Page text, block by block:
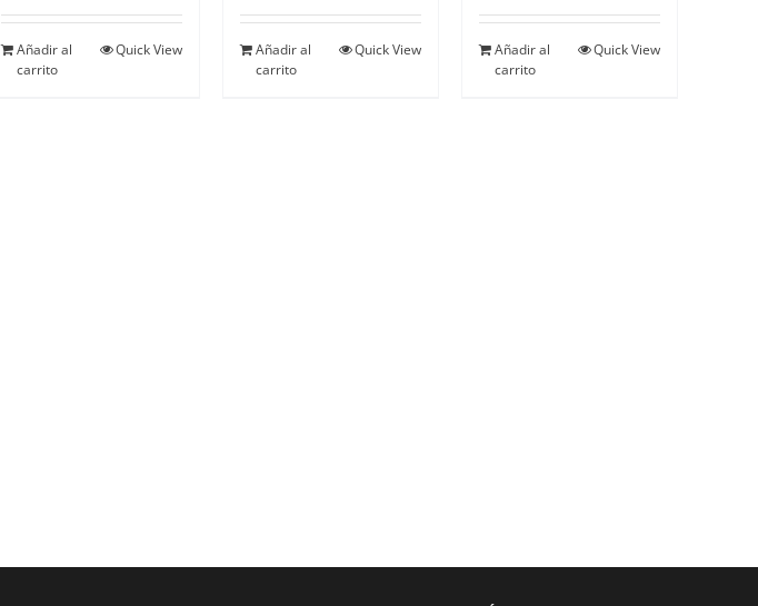
Añadir al
carrito
Quick View
Añadir al
carrito
Quick View
Añadir al
carrito
Quick View